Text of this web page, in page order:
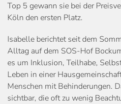
Top 5 gewann sie bei der
Köln den ersten Platz.
Isabelle berichtet seit dem
Alltag auf dem SOS-Hof
es um Inklusion, Teilhabe,
Leben in einer
Menschen mit Behinderungen.
sichtbar, die oft zu wenig